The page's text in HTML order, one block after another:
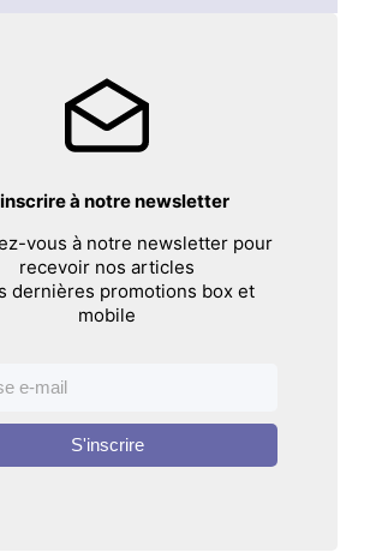
à notre newsletter
vous à notre newsletter pour
recevoir nos articles
dernières promotions box et
mobile
S'inscrire